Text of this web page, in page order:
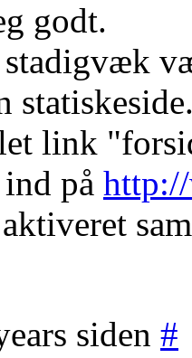
godt.
link
på
siden #